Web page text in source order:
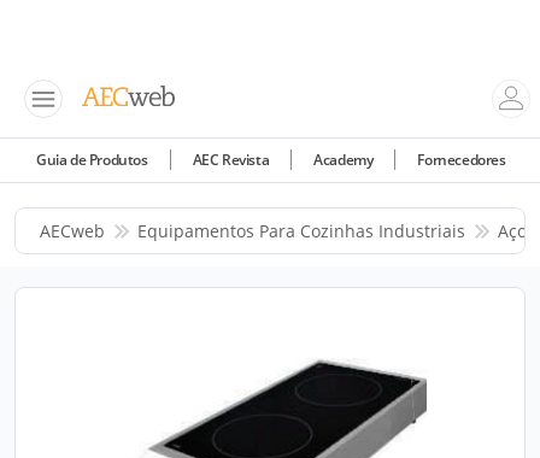
Guia de Produtos AEC Revista Academy Fornecedores
AECweb Equipamentos Para Cozinhas Industriais